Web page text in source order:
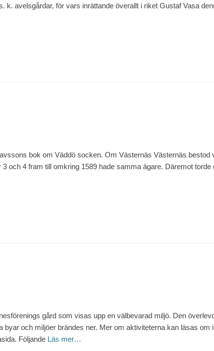
k. avelsgårdar, för vars inrättande överallt i riket Gustaf Vasa
bok om Väddö socken. Om Västernäs Västernäs bestod
och 4 fram till omkring 1589 hade samma ägare. Däremot torde
gård som visas upp en välbevarad miljö. Den
byar och miljöer brändes ner. Mer om aktiviteterna kan läsas om
Följande Läs mer…